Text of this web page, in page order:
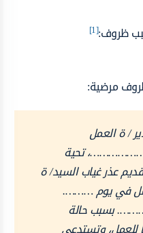
ظروف:[1]
مرضية:
/ ة العمل
تحية
عذر غياب السيد/ ة
في يوم ……….
بسبب حالة